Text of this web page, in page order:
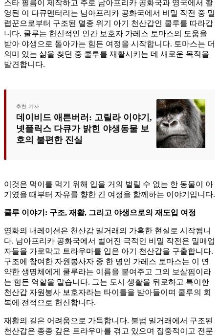
스타 필름이 제작하고 주로 남아프리카 공화국과 영국에서 촬
영된 이 다큐멘터리는 남아프리카 공화국에서 비밀 작전 중 밀
렵꾼으로부터 구조된 멸종 위기 아기 천산갑인 쿨루를 따라갑
니다. 쿨루는 헌신적인 인간 보호자 가레스 토마스의 도움을
받아 야생으로 돌아가는 힘든 여정을 시작합니다. 토마스는 더
의미 있는 삶을 찾던 중 쿨루를 재활시키는 데 새로운 목적을
발견합니다.
추천 기사
데이비드 애튼버러: 고릴라 이야기,
넷플릭스 다큐가 밝힌 야생동물 보
호의 불편한 진실
이것은 먹이를 먹기 위해 입을 거의 벌릴 수 없는 한 동물이 아
기였을 때부터 자유를 향한 긴 여정을 함께하는 이야기입니다.
쿨루 이야기: 구조, 재활, 그리고 야생으로의 재도입 여정
영화의 내레이션은 천산갑 밀거래의 가혹한 현실로 시작됩니
다. 남아프리카 공화국에서 벌어진 극적인 비밀 작전은 밀매업
자들을 가로막고 트라우마를 입은 아기 천산갑을 구출합니다.
구조에 참여한 자원봉사자 중 한 명인 가레스 토마스는 이 연
약한 생명체에게 쿨루라는 이름을 붙여주고 그의 보살핌이라
는 힘든 역할을 맡습니다. 그는 도시 생활을 뒤로하고 특이한
천산갑 자원봉사 보호자라는 타이틀을 받아들이며 쿨루의 회
복에 전적으로 헌신합니다.
재활의 길은 어려움으로 가득합니다. 불법 밀거래에서 구조된
천산갑은 종종 깊은 트라우마를 겪고 있으며 집중적이고 전문